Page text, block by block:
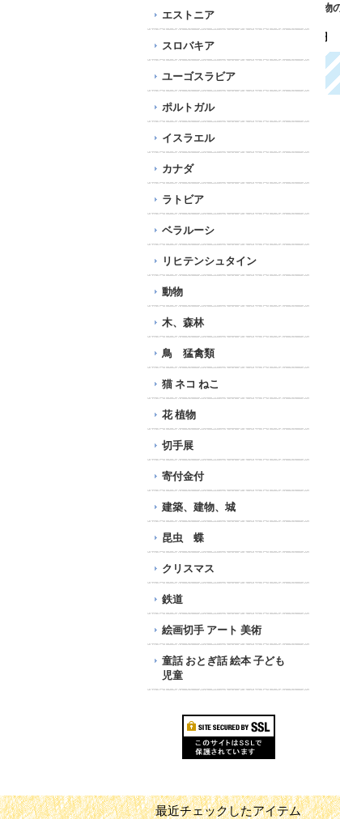
エストニア
スロバキア
ユーゴスラビア
ポルトガル
イスラエル
カナダ
ラトビア
ベラルーシ
リヒテンシュタイン
動物
木、森林
鳥 猛禽類
猫 ネコ ねこ
花 植物
切手展
寄付金付
建築、建物、城
昆虫 蝶
クリスマス
鉄道
絵画切手 アート 美術
童話 おとぎ話 絵本 子ども
児童
380円
最近チェックしたアイテム